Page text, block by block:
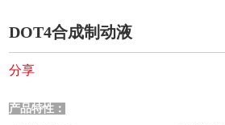
DOT4合成制动液
分享
产品特性：